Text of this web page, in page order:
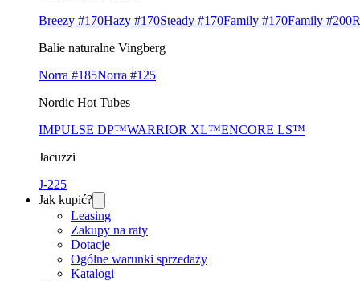
Breezy #170Hazy #170Steady #170Family #170Family #200
Balie naturalne Vingberg
Norra #185Norra #125
Nordic Hot Tubes
IMPULSE DP™WARRIOR XL™ENCORE LS™
Jacuzzi
J-225
Jak kupić?
Leasing
Zakupy na raty
Dotacje
Ogólne warunki sprzedaży
Katalogi